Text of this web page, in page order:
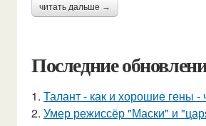
читать дальше →
Последние
1. Талант - как и хорошие гены -
2. Умер режиссёр "Маски" и